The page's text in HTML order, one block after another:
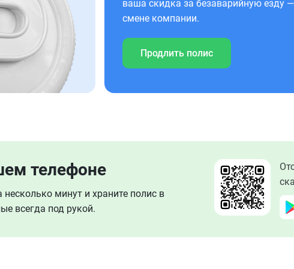
ваша скидка за безаварийную езду
смене компании.
Продлить полис
телефоне
минут и храните полис в
всегда под рукой.